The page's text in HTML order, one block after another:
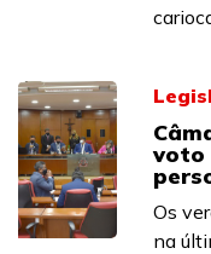
voto
Os
na